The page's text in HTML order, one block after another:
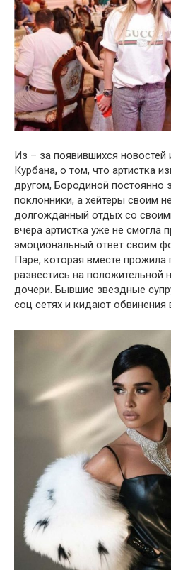
Из – за появившихся новостей
Курбана, о том, что артистка
другом, Бородиной постоянно
поклонники, а хейтеры своим
долгожданный отдых со
вчера артистка уже не смогла
эмоциональный ответ своим
Паре, которая вместе прожила
развестись на
дочери. Бывшие звездные
соц сетях и кидают обвинения